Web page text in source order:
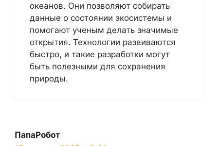
океанов. Они позволяют собирать
данные о состоянии экосистемы и
помогают ученым делать значимые
открытия. Технологии развиваются
быстро, и такие разработки могут
быть полезными для сохранения
природы.
ПапаРобот